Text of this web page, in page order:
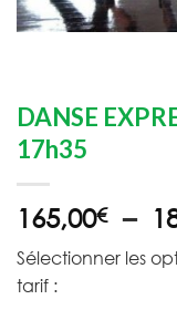
DANSE
17h35
165,00€ –
Sélectionner les
tarif :